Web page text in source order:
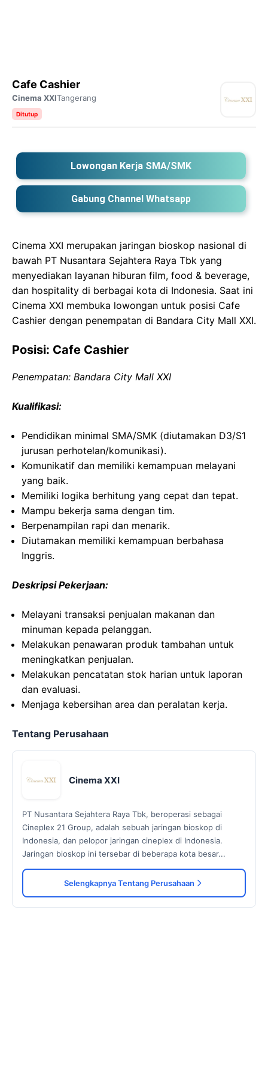
Cafe Cashier
Cinema XXITangerang
Ditutup
Lowongan Kerja SMA/SMK
Gabung Channel Whatsapp
Cinema XXI merupakan jaringan bioskop nasional di
bawah PT Nusantara Sejahtera Raya Tbk yang
menyediakan layanan hiburan film, food & beverage,
dan hospitality di berbagai kota di Indonesia. Saat ini
Cinema XXI membuka lowongan untuk posisi Cafe
Cashier dengan penempatan di Bandara City Mall XXI.
Posisi: Cafe Cashier
Penempatan: Bandara City Mall XXI
Kualifikasi:
Pendidikan minimal SMA/SMK (diutamakan D3/S1
jurusan perhotelan/komunikasi).
Komunikatif dan memiliki kemampuan melayani
yang baik.
Memiliki logika berhitung yang cepat dan tepat.
Mampu bekerja sama dengan tim.
Berpenampilan rapi dan menarik.
Diutamakan memiliki kemampuan berbahasa
Inggris.
Deskripsi Pekerjaan:
Melayani transaksi penjualan makanan dan
minuman kepada pelanggan.
Melakukan penawaran produk tambahan untuk
meningkatkan penjualan.
Melakukan pencatatan stok harian untuk laporan
dan evaluasi.
Menjaga kebersihan area dan peralatan kerja.
Tentang Perusahaan
Cinema XXI
PT Nusantara Sejahtera Raya Tbk, beroperasi sebagai
Cineplex 21 Group, adalah sebuah jaringan bioskop di
Indonesia, dan pelopor jaringan cineplex di Indonesia.
Jaringan bioskop ini tersebar di beberapa kota besar...
Selengkapnya Tentang Perusahaan